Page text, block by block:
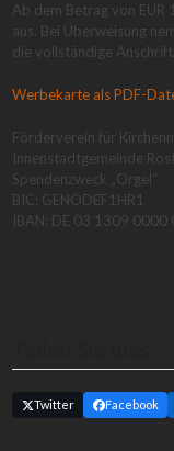
Ab dem Betrag von
aus. Bei Überweisung
die vollständige
Werbekarte als PDF-
Förderverein für
Innenstadtgemeinde
Spendenzweck „Orgel“
BIC: GENODEF1HR1
IBAN: DE 03 1309
Twitter Facebook